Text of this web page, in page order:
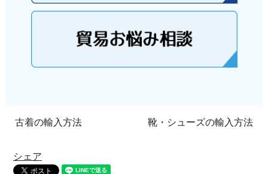
古着の輸入方法 靴・シューズの輸入方法
シェア